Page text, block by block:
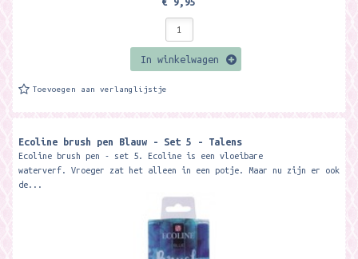
In winkelwagen
Toevoegen aan verlanglijstje
Ecoline brush pen Blauw - Set 5 - Talens
Ecoline brush pen - set 5. Ecoline is een vloeibare
waterverf. Vroeger zat het alleen in een potje. Maar nu zijn er ook
de...